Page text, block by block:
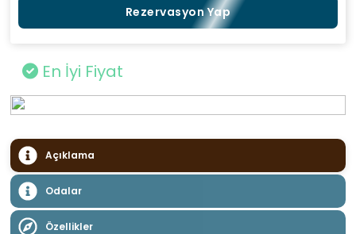
Rezervasyon Yap
En İyi Fiyat
Açıklama
Odalar
Özellikler